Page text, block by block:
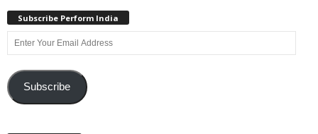
Subscribe Perform India
Enter
Your
Email
AddressSubscribe